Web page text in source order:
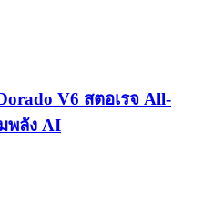
V6 สตอเรจ All-
พลัง AI